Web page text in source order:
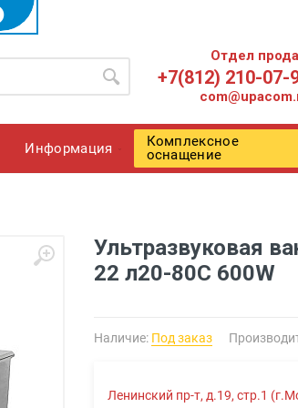
Отдел
+7(812) 210-07-
Информация
Комплексное
оснащение
Ультразвуковая
22 л20-80C 600W
Наличие: Под заказ
Ленинский пр-т, д.19, стр.1